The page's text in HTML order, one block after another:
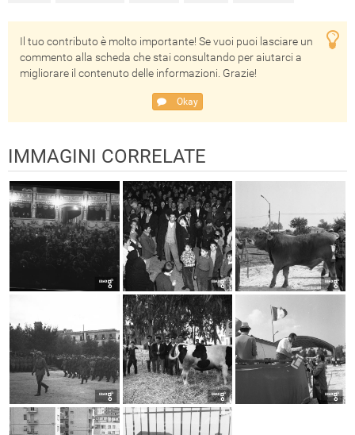
Il tuo contributo è molto importante! Se vuoi puoi lasciare un
commento alla scheda che stai consultando per aiutarci a
migliorare il contenuto delle informazioni. Grazie!
Okay
IMMAGINI CORRELATE